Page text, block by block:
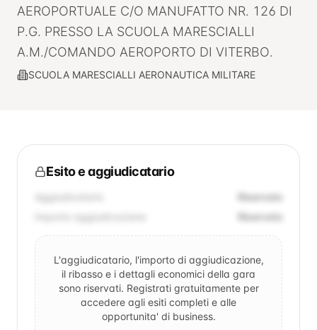
AEROPORTUALE C/O MANUFATTO NR. 126 DI
P.G. PRESSO LA SCUOLA MARESCIALLI
A.M./COMANDO AEROPORTO DI VITERBO.
SCUOLA MARESCIALLI AERONAUTICA MILITARE
Esito e aggiudicatario
Riservato
Riservato
L'aggiudicatario, l'importo di aggiudicazione,
il ribasso e i dettagli economici della gara
sono riservati. Registrati gratuitamente per
accedere agli esiti completi e alle
opportunita' di business.